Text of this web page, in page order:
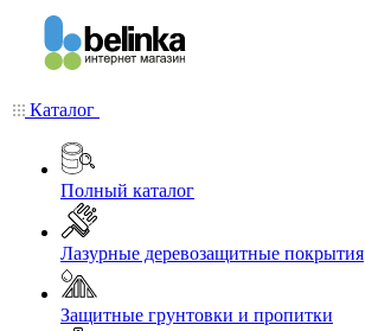
Каталог
Полный каталог
Лазурные деревозащитные покрытия
Защитные грунтовки и пропитки